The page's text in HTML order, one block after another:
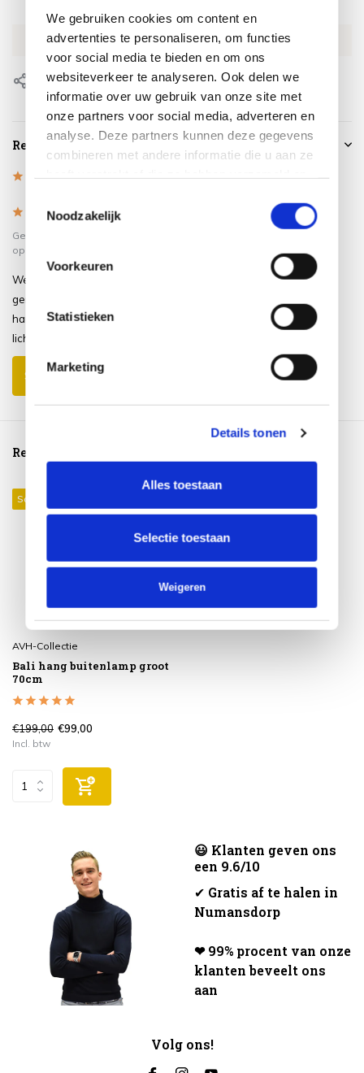
We gebruiken cookies om content en
advertenties te personaliseren, om functies
voor social media te bieden en om ons
websiteverkeer te analyseren. Ook delen we
informatie over uw gebruik van onze site met
onze partners voor social media, adverteren en
analyse. Deze partners kunnen deze gegevens
combineren met andere informatie die u aan ze
Noodzakelijk
Voorkeuren
Statistieken
Marketing
Details tonen
Alles toestaan
Selectie toestaan
Weigeren
EAN 0659424213369
Delen
Reviews
5/ Based on 1 reviews
5/5
Gepost door:
op 27 Juli 2020
Wel heb ik de hanglamp van 60cm
genomen uiteindelijk niet 70cm. Het
hangt prachtig en geeft super mooie
licht, echt een blikvanger.
Schrijf je eigen review
Reeds bekeken
Sale 50%
AVH-Collectie
Bali hang buitenlamp groot
70cm
€199,00 €99,00
Incl. btw
😃 Klanten geven ons
een 9.6/10
✔ Gratis af te halen in
Numansdorp
❤ 99% procent van onze
klanten beveelt ons
aan
Volg ons!